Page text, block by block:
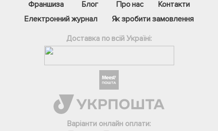
Франшиза Блог Про нас
Контакти
Електронний журнал
Як зробити замовлення
Доставка по всій Україні:
Варіанти онлайн оплати:
Телеграм
Вайбер